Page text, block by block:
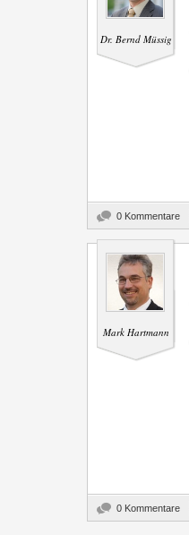
Dr. Bernd Müssig
0 Kommentare
Mark Hartmann
0 Kommentare